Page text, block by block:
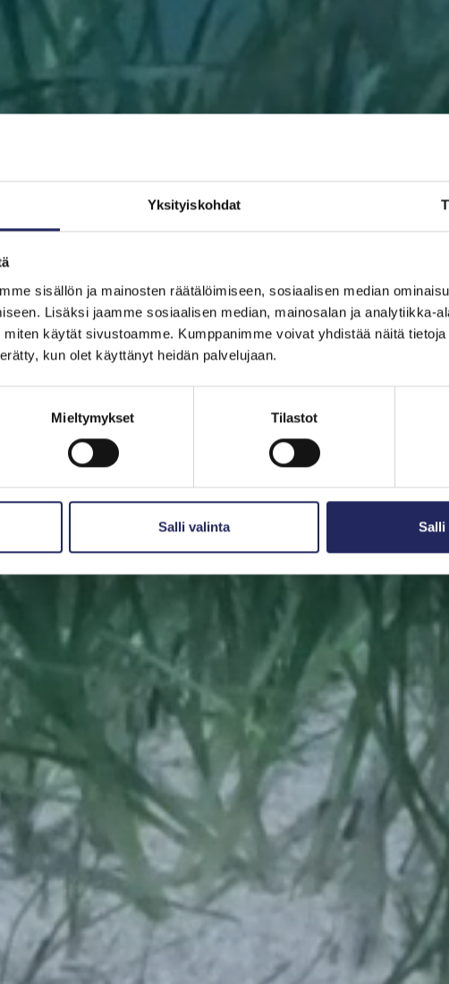
Yksityiskohdat
sisällön ja mainosten räätälöimiseen, sosiaalisen median
Lisäksi jaamme sosiaalisen median, mainosalan ja analytiikka-
käytät sivustoamme. Kumppanimme voivat yhdistää näitä
kun olet käyttänyt heidän palvelujaan.
Mieltymykset Tilastot
Salli valinta Salli
ETUSIVU AUTA ITÄMERTA LAHJOITA PELASTA PALA
Pelasta pala
Pala Itämerta on myös mainio aineeton lahjaidea.
tärkeän merialueen luota. Halutessasi saat lahjoituksestasi
Valitse pala Etsi pelastettu pala